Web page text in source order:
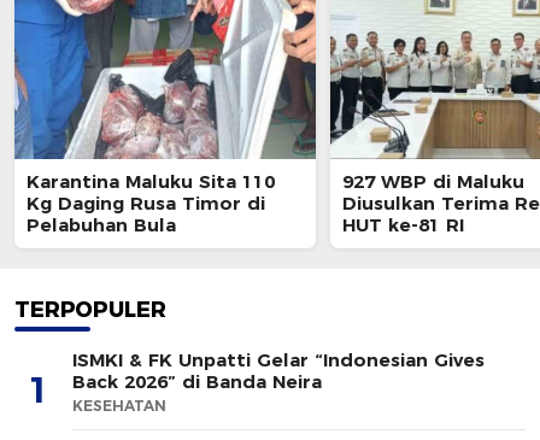
Karantina Maluku Sita 110
Kg Daging Rusa Timor di
Pelabuhan Bula
927 WBP di Maluku
Diusulkan Terima
HUT ke-81 RI
TERPOPULER
1
ISMKI & FK Unpatti Gelar “Indonesian Gives
Back 2026” di Banda Neira
KESEHATAN